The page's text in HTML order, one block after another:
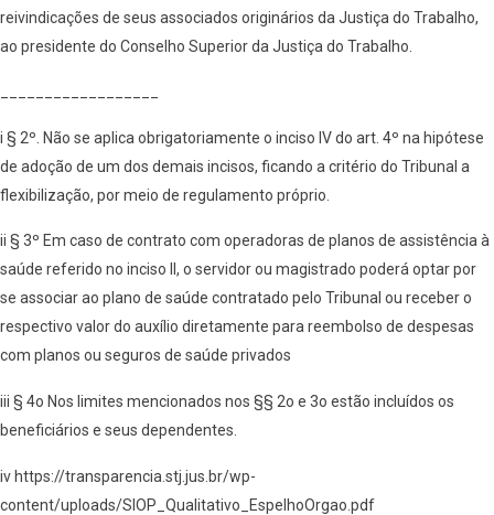
reivindicações de seus associados originários da Justiça do Trabalho,
ao presidente do Conselho Superior da Justiça do Trabalho.
i § 2º. Não se aplica obrigatoriamente o inciso IV do art. 4º na hipótese
de adoção de um dos demais incisos, ficando a critério do Tribunal a
flexibilização, por meio de regulamento próprio.
ii § 3º Em caso de contrato com operadoras de planos de assistência à
saúde referido no inciso II, o servidor ou magistrado poderá optar por
se associar ao plano de saúde contratado pelo Tribunal ou receber o
respectivo valor do auxílio diretamente para reembolso de despesas
com planos ou seguros de saúde privados
iii § 4o Nos limites mencionados nos §§ 2o e 3o estão incluídos os
beneficiários e seus dependentes.
iv https://transparencia.stj.jus.br/wp-
content/uploads/SIOP_Qualitativo_EspelhoOrgao.pdf